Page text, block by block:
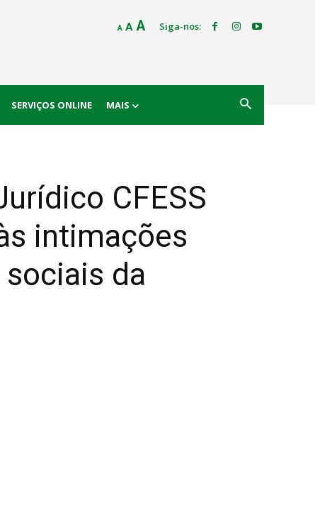
A
Decrease
font
A Reset
AIncrease
Siga-nos:
SERVIÇOS ONLINE MAIS
CFESS
intimações
da